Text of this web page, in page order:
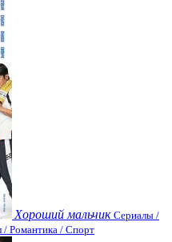
Хороший мальчик Сериалы /
/ Романтика / Спорт